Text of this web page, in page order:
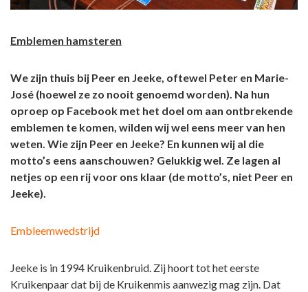
Emblemen hamsteren
We zijn thuis bij Peer en Jeeke, oftewel Peter en Marie-
José (hoewel ze zo nooit genoemd worden). Na hun
oproep op Facebook met het doel om aan ontbrekende
emblemen te komen, wilden wij wel eens meer van hen
weten. Wie zijn Peer en Jeeke? En kunnen wij al die
motto’s eens aanschouwen? Gelukkig wel. Ze lagen al
netjes op een rij voor ons klaar (de motto’s, niet Peer en
Jeeke).
Embleemwedstrijd
Jeeke is in 1994 Kruikenbruid. Zij hoort tot het eerste
Kruikenpaar dat bij de Kruikenmis aanwezig mag zijn. Dat